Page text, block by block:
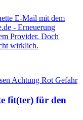
E-Mail mit dem
- Erneuerung
Provider. Doch
wirklich.
fit(ter) für den